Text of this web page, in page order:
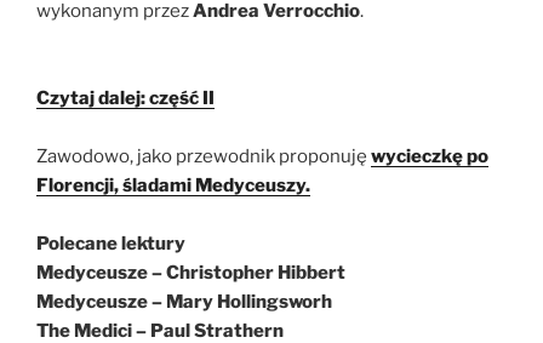
wykonanym przezAndrea Verrocchio.
Czytaj dalej: część II
Zawodowo, jako przewodnik proponuję wycieczkę po
Florencji, śladami Medyceuszy.
Polecane lektury
Medyceusze – Christopher Hibbert
Medyceusze – Mary Hollingsworh
The Medici – Paul Strathern